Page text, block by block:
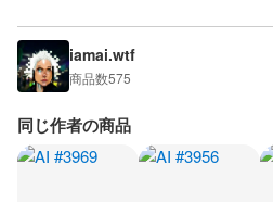
iamai.wtf
商品数575
同じ作者の商品